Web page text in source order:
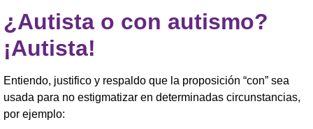
¿Autista o con autismo?
¡Autista!
Entiendo, justifico y respaldo que la proposición “con” sea
usada para no estigmatizar en determinadas circunstancias,
por ejemplo: